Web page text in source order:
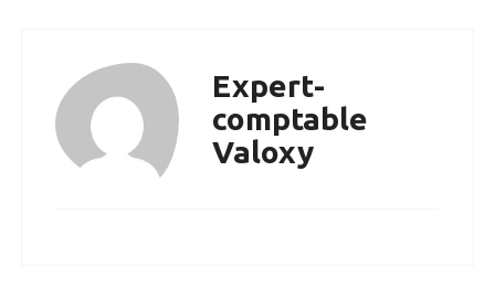
Expert-
comptable
Valoxy